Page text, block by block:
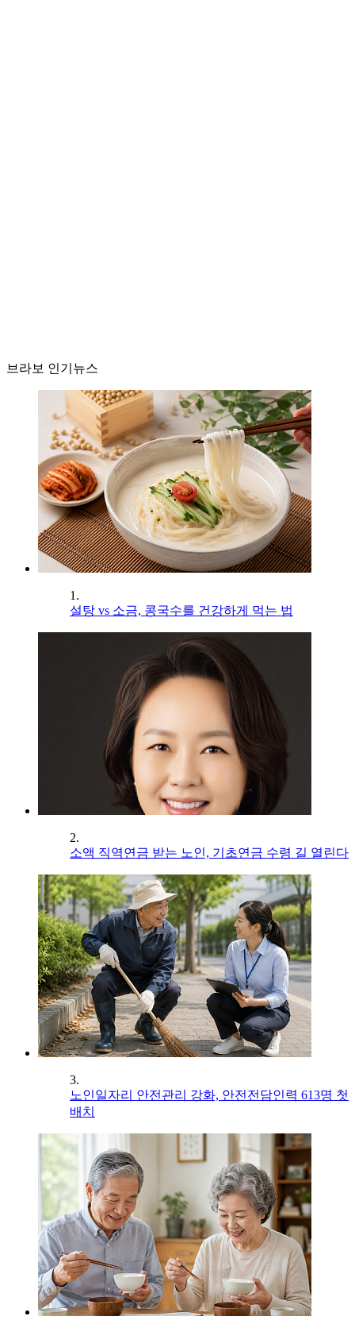
브라보 인기뉴스
1.
설탕 vs 소금, 콩국수를 건강하게 먹는 법
2.
소액 직역연금 받는 노인, 기초연금 수령 길 열린다
3.
노인일자리 안전관리 강화, 안전전담인력 613명 첫
배치